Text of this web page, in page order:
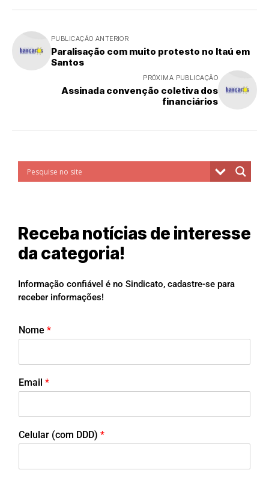
PUBLICAÇÃO ANTERIOR
Paralisação com muito protesto no Itaú em
Santos
PRÓXIMA PUBLICAÇÃO
Assinada convenção coletiva dos
financiários
Receba notícias de interesse
da categoria!
Informação confiável é no Sindicato, cadastre-se para
receber informações!
Nome *
Email *
Celular (com DDD) *